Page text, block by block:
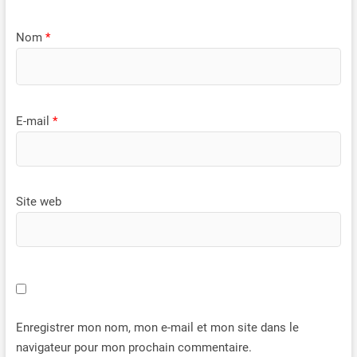
Nom *
E-mail *
Site web
Enregistrer mon nom, mon e-mail et mon site dans le
navigateur pour mon prochain commentaire.